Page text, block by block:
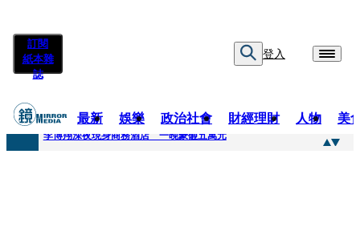
訂閱
紙本雜
誌
登入
最新 娛樂 政治社會 財經理財 人物 美
快訊
李博翔深夜現身商務酒店 一晚豪砸五萬元